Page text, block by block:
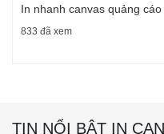
In nhanh canvas quảng cáo
833 đã xem
TIN NỔI BẬT IN